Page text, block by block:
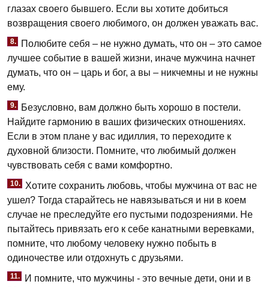
глазах своего бывшего. Если вы хотите добиться
возвращения своего любимого, он должен уважать вас.
8.
Полюбите себя – не нужно думать, что он – это самое
лучшее событие в вашей жизни, иначе мужчина начнет
думать, что он – царь и бог, а вы – никчемны и не нужны
ему.
9.
Безусловно, вам должно быть хорошо в постели.
Найдите гармонию в ваших физических отношениях.
Если в этом плане у вас идиллия, то переходите к
духовной близости. Помните, что любимый должен
чувствовать себя с вами комфортно.
10.
Хотите сохранить любовь, чтобы мужчина от вас не
ушел? Тогда старайтесь не навязываться и ни в коем
случае не преследуйте его пустыми подозрениями. Не
пытайтесь привязать его к себе канатными веревками,
помните, что любому человеку нужно побыть в
одиночестве или отдохнуть с друзьями.
11.
И помните, что мужчины - это вечные дети, они и в